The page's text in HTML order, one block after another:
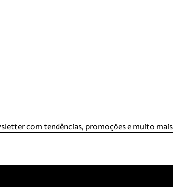
com tendências, promoções e muito